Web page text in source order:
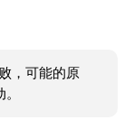
，可能的原